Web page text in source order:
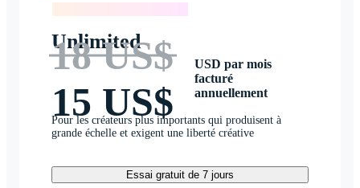
Unlimited
18 US$
15 US$
USD par mois
facturé
annuellement
Pour les créateurs plus importants qui produisent à
grande échelle et exigent une liberté créative
Essai gratuit de 7 jours